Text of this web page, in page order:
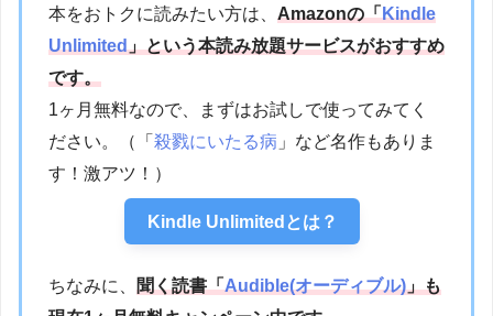
本をおトクに読みたい方は、 Amazonの「Kindle
Unlimited」という本読み放題サービスがおすすめ
です。
1ヶ月無料なので、まずはお試しで使ってみてく
ださい。（「 殺戮にいたる病 」など名作もありま
す！激アツ！）
Kindle Unlimitedとは？
ちなみに、 聞く読書「Audible(オーディブル)」も